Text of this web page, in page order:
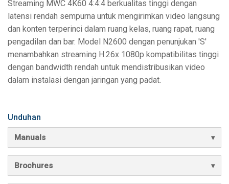
Streaming MWC 4K60 4:4:4 berkualitas tinggi dengan
latensi rendah sempurna untuk mengirimkan video langsung
dan konten terperinci dalam ruang kelas, ruang rapat, ruang
pengadilan dan bar. Model N2600 dengan penunjukan 'S'
menambahkan streaming H.26x 1080p kompatibilitas tinggi
dengan bandwidth rendah untuk mendistribusikan video
dalam instalasi dengan jaringan yang padat.
Unduhan
Manuals
Brochures